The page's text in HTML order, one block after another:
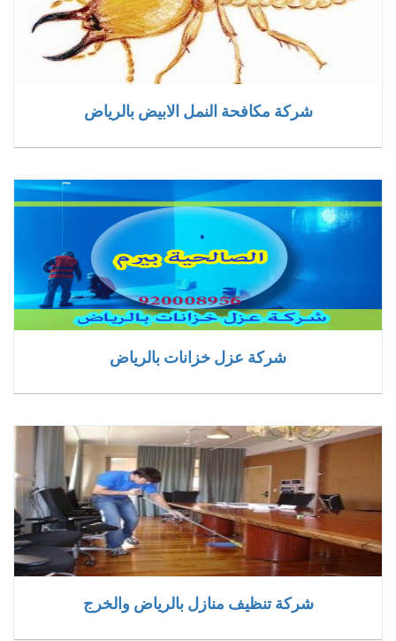
شركة مكافحة النمل الابيض بالرياض
شركة عزل خزانات بالرياض
شركة تنظيف منازل بالرياض والخرج